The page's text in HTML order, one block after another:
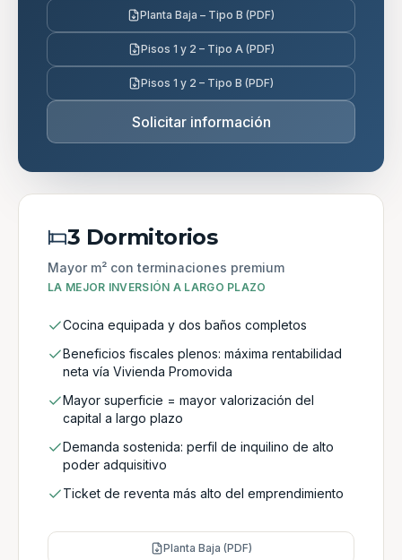
Planta Baja – Tipo B (PDF)
Pisos 1 y 2 – Tipo A (PDF)
Pisos 1 y 2 – Tipo B (PDF)
Solicitar información
3 Dormitorios
Mayor m² con terminaciones premium
LA MEJOR INVERSIÓN A LARGO PLAZO
Cocina equipada y dos baños completos
Beneficios fiscales plenos: máxima rentabilidad
neta vía Vivienda Promovida
Mayor superficie = mayor valorización del
capital a largo plazo
Demanda sostenida: perfil de inquilino de alto
poder adquisitivo
Ticket de reventa más alto del emprendimiento
Planta Baja (PDF)